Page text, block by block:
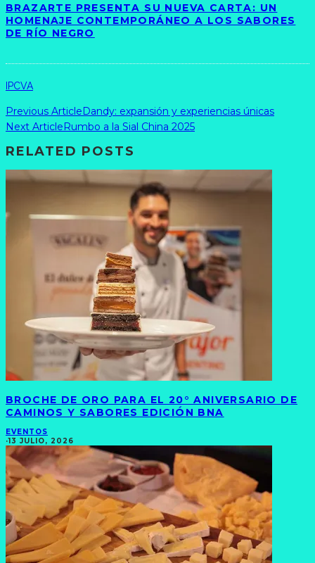
BRAZARTE PRESENTA SU NUEVA CARTA: UN
HOMENAJE CONTEMPORÁNEO A LOS SABORES
DE RÍO NEGRO
IPCVA
Previous ArticleDandy: expansión y experiencias únicas
Next ArticleRumbo a la Sial China 2025
RELATED POSTS
BROCHE DE ORO PARA EL 20° ANIVERSARIO DE
CAMINOS Y SABORES EDICIÓN BNA
EVENTOS
·13 JULIO, 2026